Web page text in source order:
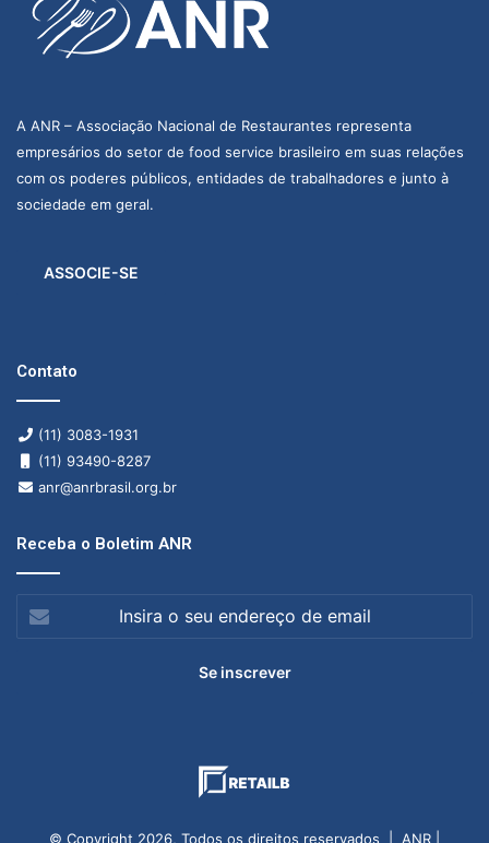
A ANR – Associação Nacional de Restaurantes representa
empresários do setor de food service brasileiro em suas relações
com os poderes públicos, entidades de trabalhadores e junto à
sociedade em geral.
ASSOCIE-SE
Contato
(11) 3083-1931
(11) 93490-8287
anr@anrbrasil.org.br
Receba o Boletim ANR
Insira
© Copyright 2026, Todos os direitos reservados | ANR |